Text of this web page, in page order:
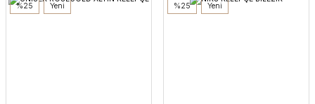
%25 Yeni %25 Yeni